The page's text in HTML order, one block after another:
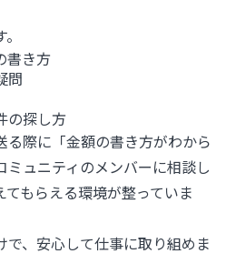
書き方
問
の探し方
際に「金額の書き方がわから
ュニティのメンバーに相談し
もらえる環境が整っていま
、安心して仕事に取り組めま